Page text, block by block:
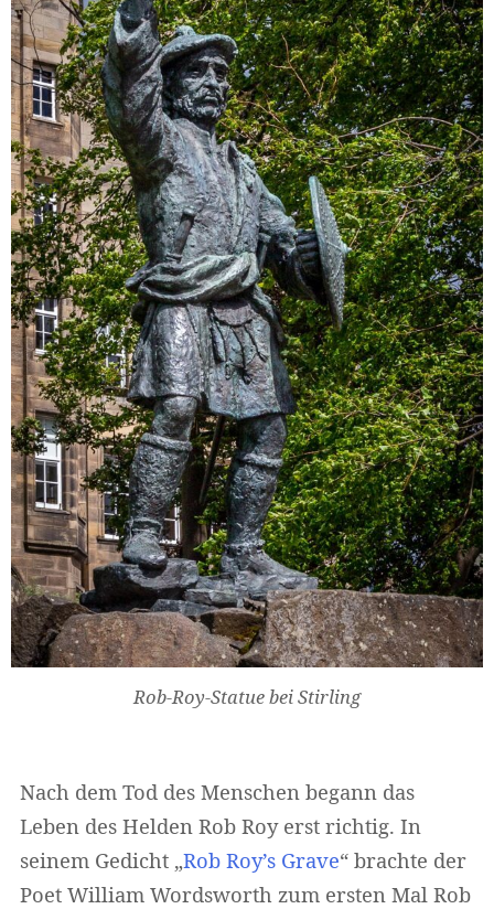
Rob-Roy-Statue bei Stirling
Nach dem Tod des Menschen begann das
Leben des Helden Rob Roy erst richtig. In
seinem Gedicht „Rob Roy’s Grave“ brachte der
Poet William Wordsworth zum ersten Mal Rob